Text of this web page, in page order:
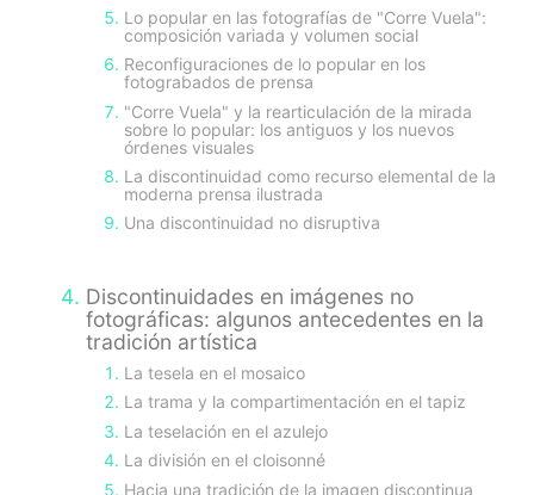
Lo popular en las fotografías de "Corre Vuela":
composición variada y volumen social
Reconfiguraciones de lo popular en los
fotograbados de prensa
"Corre Vuela" y la rearticulación de la mirada
sobre lo popular: los antiguos y los nuevos
órdenes visuales
La discontinuidad como recurso elemental de la
moderna prensa ilustrada
Una discontinuidad no disruptiva
Discontinuidades en imágenes no
fotográficas: algunos antecedentes en la
tradición artística
La tesela en el mosaico
La trama y la compartimentación en el tapiz
La teselación en el azulejo
La división en el cloisonné
Hacia una tradición de la imagen discontinua